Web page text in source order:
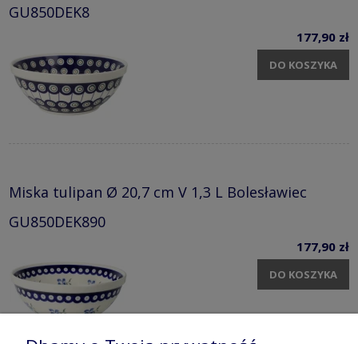
GU850DEK8
177,90 zł
DO KOSZYKA
Miska tulipan Ø 20,7 cm V 1,3 L Bolesławiec
GU850DEK890
177,90 zł
DO KOSZYKA